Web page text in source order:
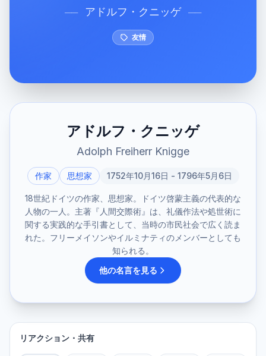
── アドルフ・クニッゲ ──
友情
アドルフ・クニッゲ
Adolph Freiherr Knigge
作家 思想家 1752年10月16日 - 1796年5月6日
18世紀ドイツの作家、思想家。ドイツ啓蒙主義の代表的な
人物の一人。主著『人間交際術』は、礼儀作法や処世術に
関する実践的な手引書として、当時の市民社会で広く読ま
れた。フリーメイソンやイルミナティのメンバーとしても
知られる。
他の名言を見る
リアクション・共有